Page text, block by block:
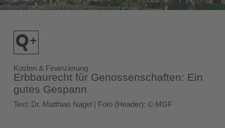
Kosten & Finanzierung
Erbbaurecht für Genossenschaften: Ein
gutes Gespann
Text: Dr. Matthias Nagel | Foto (Header): © MGF